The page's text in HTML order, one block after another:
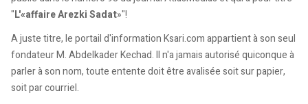
"L'«affaire Arezki Sadat»"!
A juste titre, le portail d'information Ksari.com appartient à son seul
fondateur M. Abdelkader Kechad. Il n'a jamais autorisé quiconque à
parler à son nom, toute entente doit être avalisée soit sur papier,
soit par courriel.